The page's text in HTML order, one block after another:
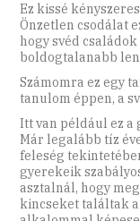
Ez kissé
Önzetlen csodálat
hogy svéd
boldogtalanabb
Számomra ez egy
tanulom éppen, a
Itt van például ez a
Már legalább tíz
feleség
gyerekeik
asztalnál, hogy
kincseket találtak